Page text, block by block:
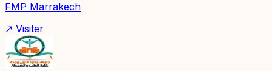
FMP Marrakech
↗ Visiter